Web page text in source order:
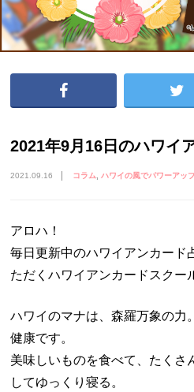
2021年9月16日のハワイ
2021.09.16 コラム ハワイの風でパワーアッ
アロハ！
毎日更新中のハワイアンカード
ただくハワイアンカードスクー
ハワイのマナは、森羅万象の力
健康です。
美味しいものを食べて、たくさ
してゆっくり寝る。